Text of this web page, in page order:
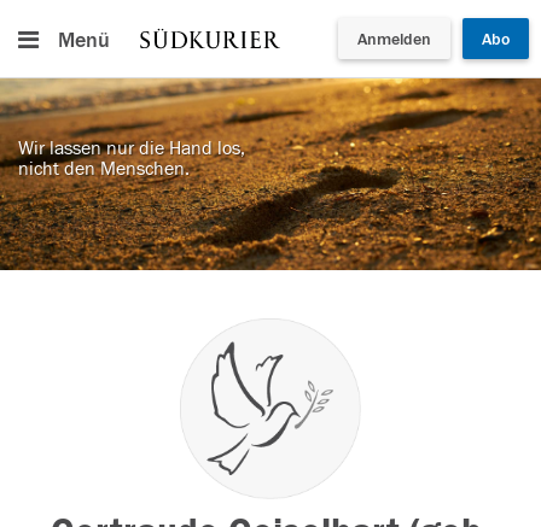
Menü Anmelden Abo
Wir lassen nur die Hand los,
nicht den Menschen.